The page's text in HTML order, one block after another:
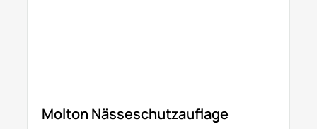
Molton Nässeschutzauflage